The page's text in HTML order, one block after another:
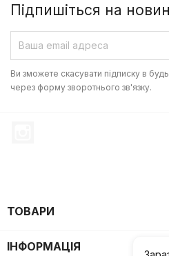
Підпишіться на
Ви зможете скасувати підписку в
через форму зворотнього зв'язку.
ТОВАРИ
ІНФОРМАЦІЯ